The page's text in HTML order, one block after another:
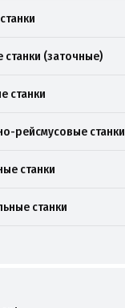
станки (заточные)
станки
рейсмусовые станки
станки
станки